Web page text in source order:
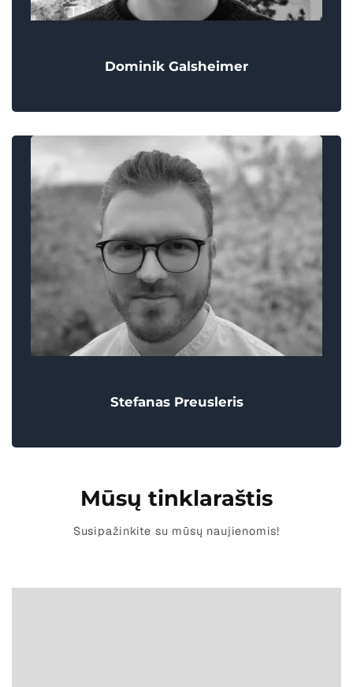
Dominik Galsheimer
Stefanas Preusleris
Mūsų tinklaraštis
Susipažinkite su mūsų naujienomis!